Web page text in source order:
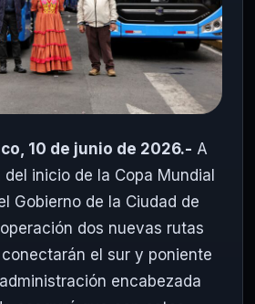
10 de junio de 2026.- A
inicio de la Copa Mundial
Gobierno de la Ciudad de
dos nuevas rutas
el sur y poniente
encabezada